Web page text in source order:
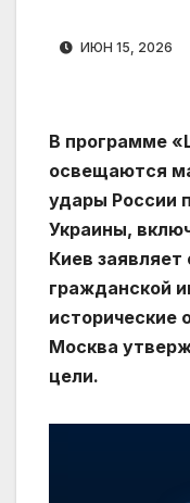
ИЮН 15, 2026
В программе
освещаются
удары России
Украины,
Киев
гражданской
исторические
Москва
цели.